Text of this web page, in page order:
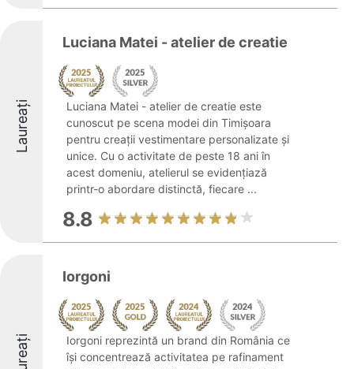
Laureați
Luciana Matei - atelier de creatie
Luciana Matei - atelier de creatie este
cunoscut pe scena modei din Timișoara
pentru creații vestimentare personalizate și
unice. Cu o activitate de peste 18 ani în
acest domeniu, atelierul se evidențiază
printr-o abordare distinctă, fiecare ...
8.8
Iorgoni
Iorgoni reprezintă un brand din România ce
își concentrează activitatea pe rafinament